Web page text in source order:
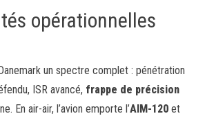
opérationnelles
un spectre complet : pénétration
ISR avancé, frappe de précision
En air-air, l’avion emporte l’AIM-120 et